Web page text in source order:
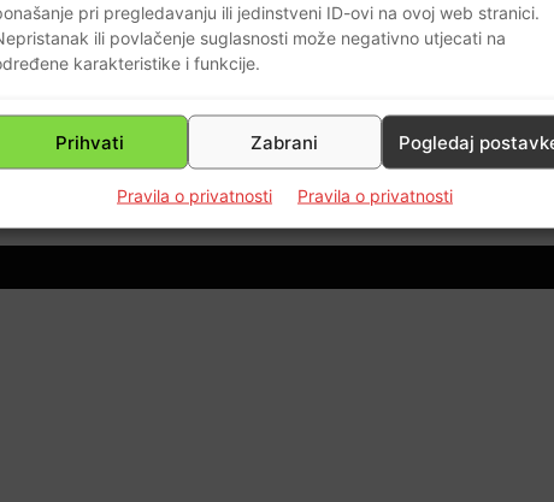
pri pregledavanju ili jedinstveni ID-ovi na ovoj web stranici.
ili povlačenje suglasnosti može negativno utjecati na
karakteristike i funkcije.
Prihvati Zabrani Pogledaj
Pravila o privatnosti Pravila o privatnosti